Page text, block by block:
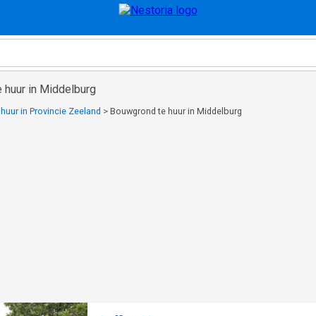
huur in Middelburg
in Provincie Zeeland > Bouwgrond te huur in Middelburg